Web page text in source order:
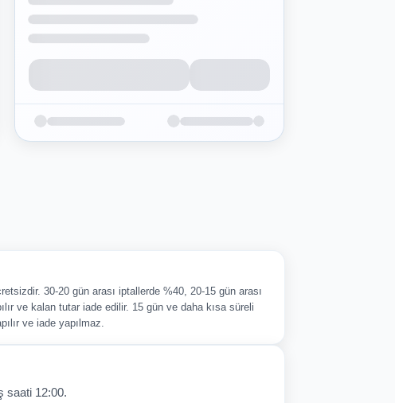
30-20 gün arası iptallerde %40, 20-15 gün arası
ve kalan tutar iade edilir. 15 gün ve daha kısa süreli
ve iade yapılmaz.
saati 12:00.